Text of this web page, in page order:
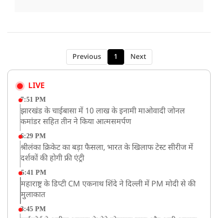
Previous 1 Next
LIVE
7:51 PM
झारखंड के चाईबासा में 10 लाख के इनामी माओवादी जोनल
कमांडर सहित तीन ने किया आत्मसमर्पण
6:29 PM
श्रीलंका क्रिकेट का बड़ा फैसला, भारत के खिलाफ टेस्ट सीरीज में
दर्शकों की होगी फ्री एंट्री
5:41 PM
महाराष्ट्र के डिप्टी CM एकनाथ शिंदे ने दिल्ली में PM मोदी से की
मुलाकात
3:45 PM